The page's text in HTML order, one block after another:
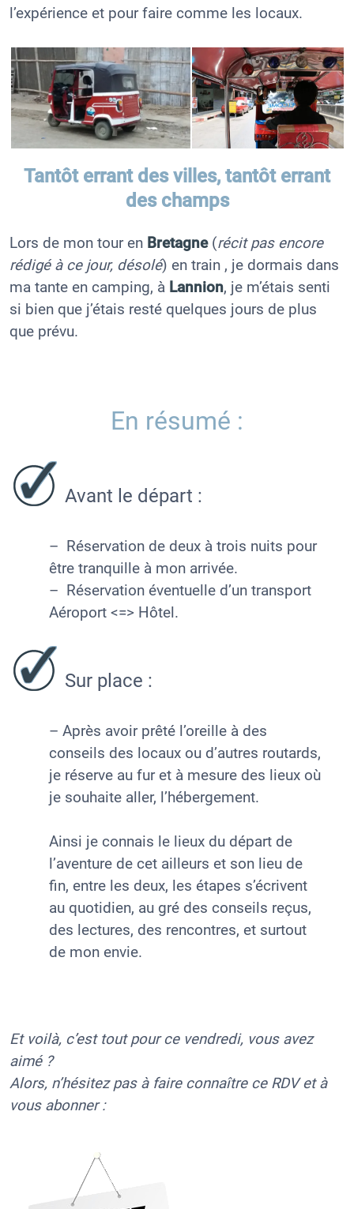
l’expérience et pour faire comme les locaux.
Tantôt errant des villes, tantôt errant
des champs
Lors de mon tour en Bretagne(récit pas encore
rédigé à ce jour, désolé) en train , je dormais dans
ma tante en camping, à Lannion, je m’étais senti
si bien que j’étais resté quelques jours de plus
que prévu.
En résumé :
Avant le départ :
– Réservation de deux à trois nuits pour
être tranquille à mon arrivée.
– Réservation éventuelle d’un transport
Aéroport <=> Hôtel.
Sur place :
– Après avoir prêté l’oreille à des
conseils des locaux ou d’autres routards,
je réserve au fur et à mesure des lieux où
je souhaite aller, l’hébergement.
Ainsi je connais le lieux du départ de
l’aventure de cet ailleurs et son lieu de
fin, entre les deux, les étapes s’écrivent
au quotidien, au gré des conseils reçus,
des lectures, des rencontres, et surtout
de mon envie.
Et voilà, c’est tout pour ce vendredi, vous avez
aimé ?
Alors, n’hésitez pas à faire connaître ce RDV et à
vous abonner :